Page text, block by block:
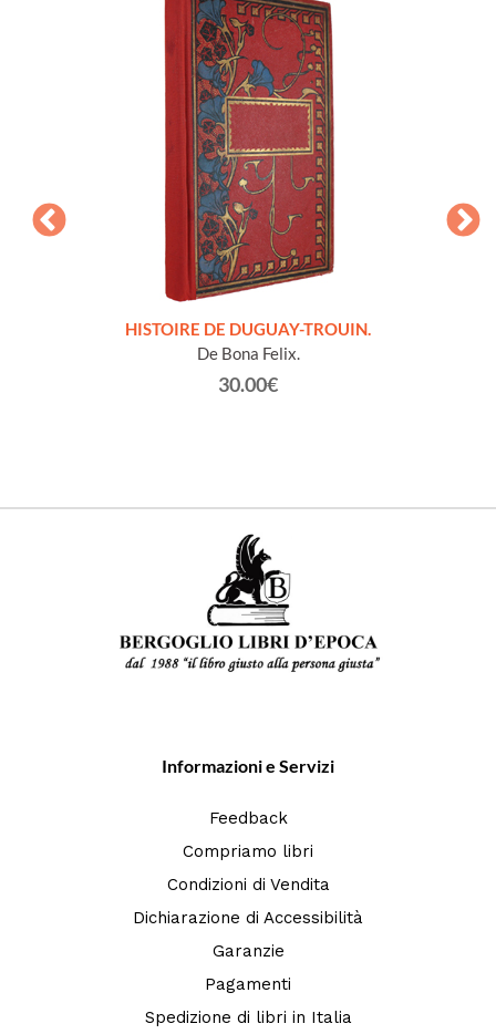
HISTOIRE DE DUGUAY-TROUIN.
De Bona Felix.
30.00€
Informazioni e Servizi
Feedback
Compriamo libri
Condizioni di Vendita
Dichiarazione di Accessibilità
Garanzie
Pagamenti
Spedizione di libri in Italia